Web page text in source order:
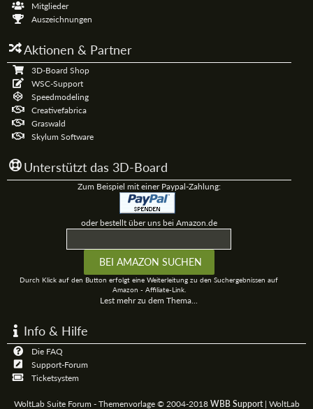
Mitglieder
Auszeichnungen
Aktionen & Partner
3D-Board Shop
WSC-Support
Speedmodeling
Creativefabrica
Graswald
Skylum Software
Unterstützt das 3D-Board
Zum Beispiel mit einer Paypal-Zahlung:
oder bestellt über uns bei Amazon.de
Durch Klick auf den Button erfolgt eine Weiterleitung zu den Suchergebnissen auf
Amazon - Affiliate-Link.
Lest mehr zu dem Thema...
Info & Hilfe
Die FAQ
Support-Forum
Ticketsystem
WoltLab Suite Forum - Themenvorlage © 2004-2018 WBB Support| WoltLab